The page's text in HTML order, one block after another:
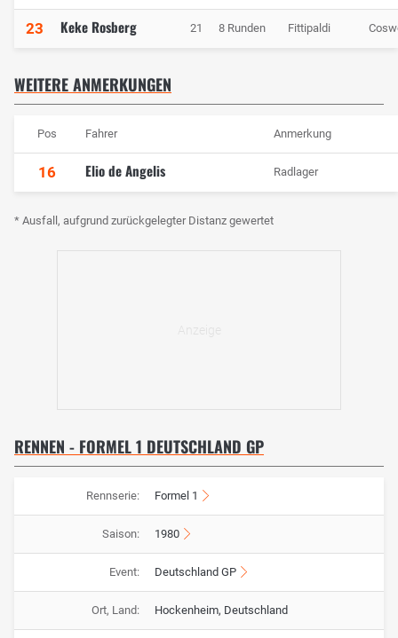
23 Keke Rosberg 21 8 Runden Fittipaldi
WEITERE ANMERKUNGEN
Pos Fahrer Anmerkung
16 Elio de Angelis Radlager
* Ausfall, aufgrund zurückgelegter Distanz gewertet
RENNEN - FORMEL 1 DEUTSCHLAND GP
Rennserie: Formel 1
Saison: 1980
Event: Deutschland GP
Ort, Land: Hockenheim, Deutschland